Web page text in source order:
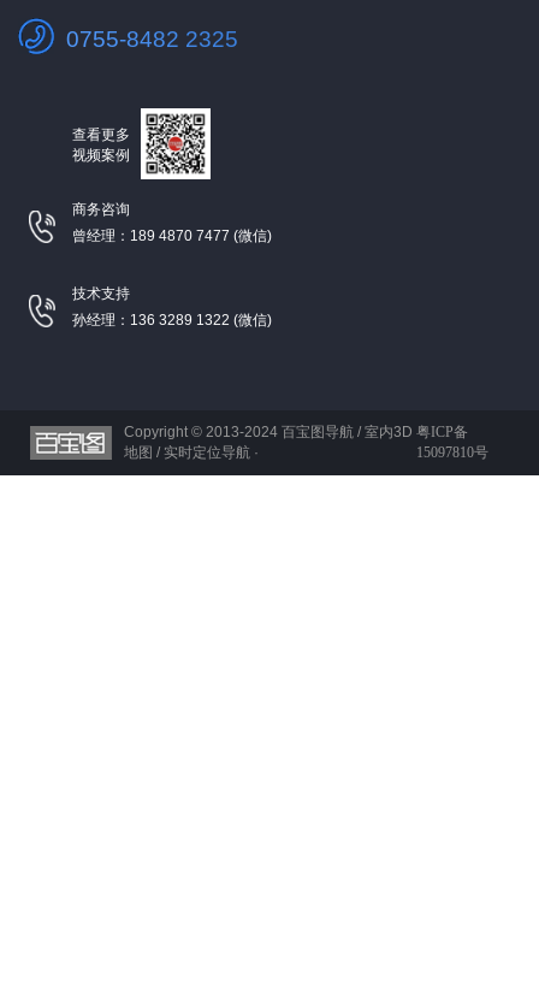
0755-8482 2325
查看更多
视频案例
商务咨询
曾经理：189 4870 7477 (微信)
技术支持
孙经理：136 3289 1322 (微信)
Copyright © 2013-2024 百宝图导航 / 室内3D
地图 / 实时定位导航 ·
粤ICP备
15097810号